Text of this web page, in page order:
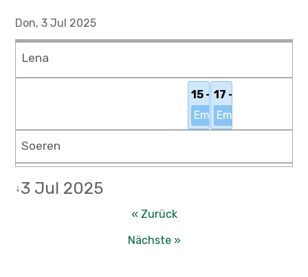
Don, 3 Jul 2025
Lena
15 - 17 Uhr
Empfang Kasse
17 - 19 Uhr
Empfang Kasse
Soeren
↓3 Jul 2025
« Zurück
Nächste »